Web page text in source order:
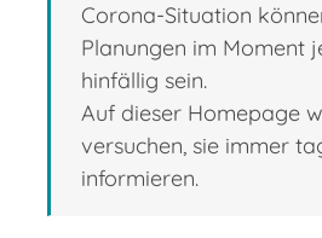
Corona-Situation
Planungen im Moment
hinfällig sein.
Auf dieser Homepage
versuchen, sie immer
informieren.